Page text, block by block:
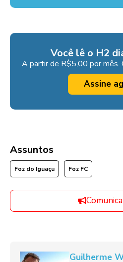
Você lê o H2
A partir de R$5,00 por mês.
Assine
Assuntos
Foz do Iguaçu Foz FC
Guilherme